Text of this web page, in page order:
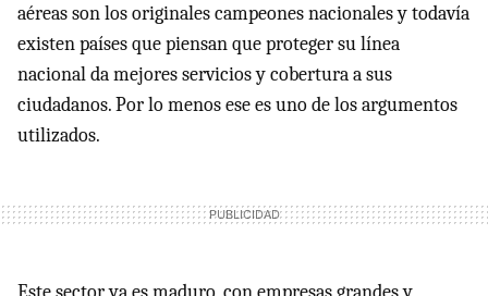
aéreas son los originales campeones nacionales y todavía
existen países que piensan que proteger su línea
nacional da mejores servicios y cobertura a sus
ciudadanos. Por lo menos ese es uno de los argumentos
utilizados.